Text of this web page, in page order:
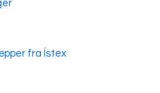
fra Ístex